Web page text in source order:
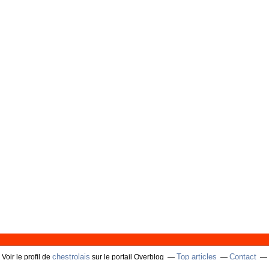
Voir le profil de chestrolais sur le portail Overblog Top articles Contact